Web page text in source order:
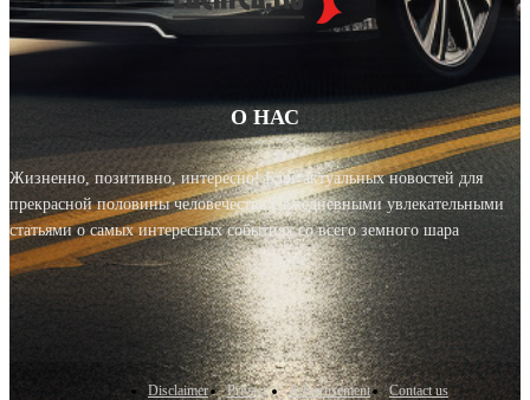
О НАС
Жизненно, позитивно, интересно! Блог актуальных новостей для
прекрасной половины человечества с ежедневными увлекательными
статьями о самых интересных событиях со всего земного шара
Disclaimer Privacy Advertisement Contact us